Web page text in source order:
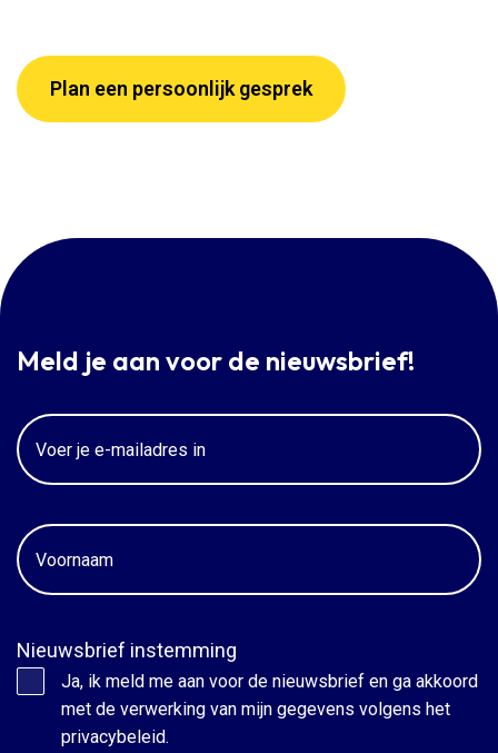
Plan een persoonlijk gesprek
Meld je aan voor de nieuwsbrief!
Email
Voornaam
Nieuwsbrief instemming
Ja, ik meld me aan voor de nieuwsbrief en ga akkoord
met de verwerking van mijn gegevens volgens het
privacybeleid.